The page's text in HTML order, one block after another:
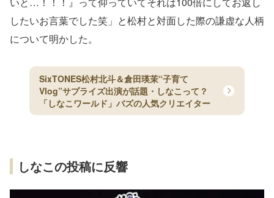
したいお言葉でした笑」と松村と対面した際の謙虚な人柄
について明かした。
SixTONES松村北斗＆倉田瑛茉“子育て
Vlog”サプライズ出演が話題・しなこって？
「しなこワールド」バズの人気クリエイター
しなこの投稿に反響